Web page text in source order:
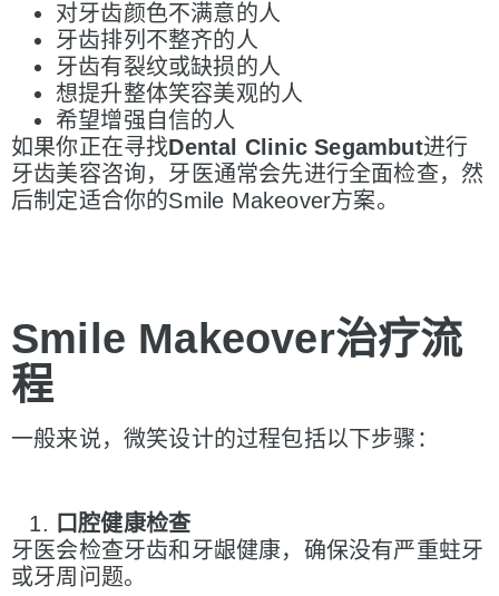
对牙齿颜色不满意的人
牙齿排列不整齐的人
牙齿有裂纹或缺损的人
想提升整体笑容美观的人
希望增强自信的人
如果你正在寻找Dental Clinic Segambut进行
牙齿美容咨询，牙医通常会先进行全面检查，然
后制定适合你的Smile Makeover方案。
Smile Makeover治疗流
程
一般来说，微笑设计的过程包括以下步骤：
口腔健康检查
牙医会检查牙齿和牙龈健康，确保没有严重蛀牙
或牙周问题。